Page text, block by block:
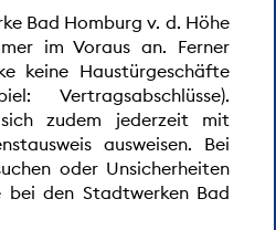
Bad Homburg v. d. Höhe
im Voraus an. Ferner
keine Haustürgeschäfte
Vertragsabschlüsse).
zudem jederzeit mit
ausweisen. Bei
oder Unsicherheiten
den Stadtwerken Bad